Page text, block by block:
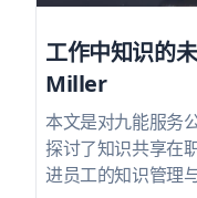
工作中知识的
Miller
本文是对九能服务
探讨了知识共享在
进员工的知识管理